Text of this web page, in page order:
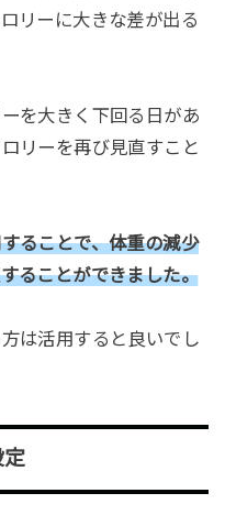
リーに大きな差が出る
を大きく下回る日があ
リーを再び見直すこと
ることで、体重の減少
ることができました。
は活用すると良いでし